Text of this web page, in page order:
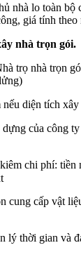
nhà lo toàn bộ
giá tính
nhà trọn gói.
trọ nhà trọn
diện tích xây
của công
chi phí: tiền
cung cấp vật
lý thời gian và